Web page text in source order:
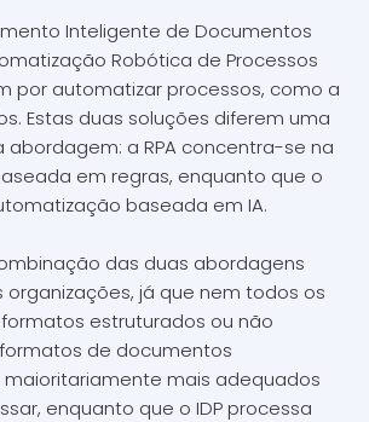
Inteligente de Documentos
Robótica de Processos
por automatizar processos, como a
Estas duas soluções diferem uma
abordagem: a RPA concentra-se na
em regras, enquanto que o
baseada em IA.
das duas abordagens
organizações, já que nem todos os
estruturados ou não
de documentos
mais adequados
enquanto que o IDP processa